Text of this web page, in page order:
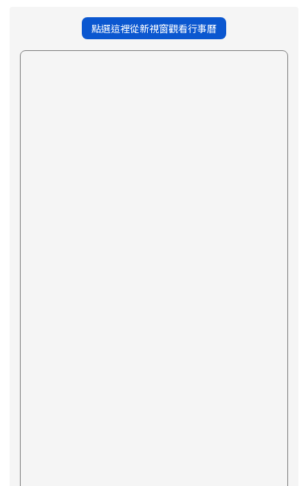
點選這裡從新視窗觀看行事曆